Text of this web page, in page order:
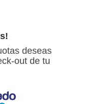
deseas
out de tu